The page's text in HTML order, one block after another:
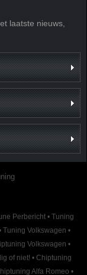
laatste nieuws,
Perbericht • Tuning
Tuning Volkswagen •
Volkswagen •
of niet! • Chiptuning
Alfa Romeo •